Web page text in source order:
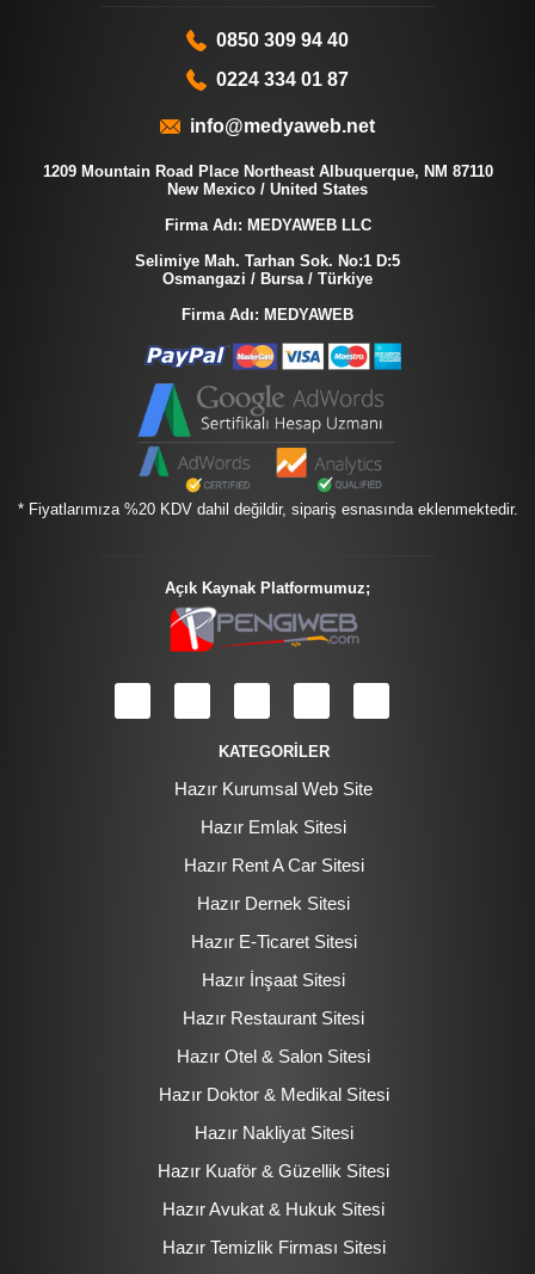
0850 309 94 40
0224 334 01 87
info@medyaweb.net
1209 Mountain Road Place Northeast Albuquerque, NM 87110
New Mexico / United States
Firma Adı: MEDYAWEB LLC
Selimiye Mah. Tarhan Sok. No:1 D:5
Osmangazi / Bursa / Türkiye
Firma Adı: MEDYAWEB
* Fiyatlarımıza %20 KDV dahil değildir, sipariş esnasında eklenmektedir.
Açık Kaynak Platformumuz;
KATEGORİLER
Hazır Kurumsal Web Site
Hazır Emlak Sitesi
Hazır Rent A Car Sitesi
Hazır Dernek Sitesi
Hazır E-Ticaret Sitesi
Hazır İnşaat Sitesi
Hazır Restaurant Sitesi
Hazır Otel & Salon Sitesi
Hazır Doktor & Medikal Sitesi
Hazır Nakliyat Sitesi
Hazır Kuaför & Güzellik Sitesi
Hazır Avukat & Hukuk Sitesi
Hazır Temizlik Firması Sitesi